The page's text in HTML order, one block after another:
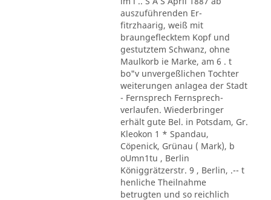
auszuführenden Er-
fitrzhaarig, weiß mit
braungeflecktem Kopf und
gestutztem Schwanz, ohne
Maulkorb ie Marke, am 6 . t
bo"v unvergeßlichen Tochter
weiterungen anlagea der Stadt
- Fernsprech Fernsprech-
verlaufen. Wiederbringer
erhält gute Bel. in Potsdam, Gr.
Kleokon 1 * Spandau,
Cöpenick, Grünau ( Mark), b
oUmn1tu , Berlin
Königgrätzerstr. 9 , Berlin, .-- t
henliche Theilnahme
betrugten und so reichlich